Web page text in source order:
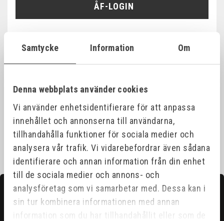
Samtycke Information Om
Denna webbplats använder cookies
Vi använder enhetsidentifierare för att anpassa
innehållet och annonserna till användarna,
tillhandahålla funktioner för sociala medier och
analysera vår trafik. Vi vidarebefordrar även sådana
identifierare och annan information från din enhet
till de sociala medier och annons- och
analysföretag som vi samarbetar med. Dessa kan i
sin tur kombinera informationen med annan
information som du har tillhandahållit eller som de
ÅF-LOGIN
Produktinformation
Specifikationer
Kontakta oss
Hittar du inte det du söker?